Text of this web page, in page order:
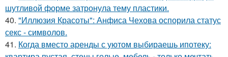
шутливой форме затронула тему пластики.
40. "Иллюзия Красоты": Анфиса Чехова оспорила статус
секс - символов.
41. Когда вместо аренды с уютом выбираешь ипотеку: